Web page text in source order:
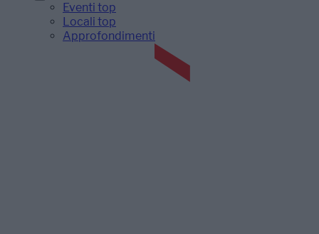
Eventi top
Locali top
Approfondimenti